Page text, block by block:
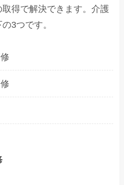
得で解決できます。介護
3つです。